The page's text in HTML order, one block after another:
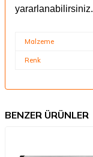
yararlanabilirsiniz.
Malzeme
Renk
BENZER ÜRÜNLER